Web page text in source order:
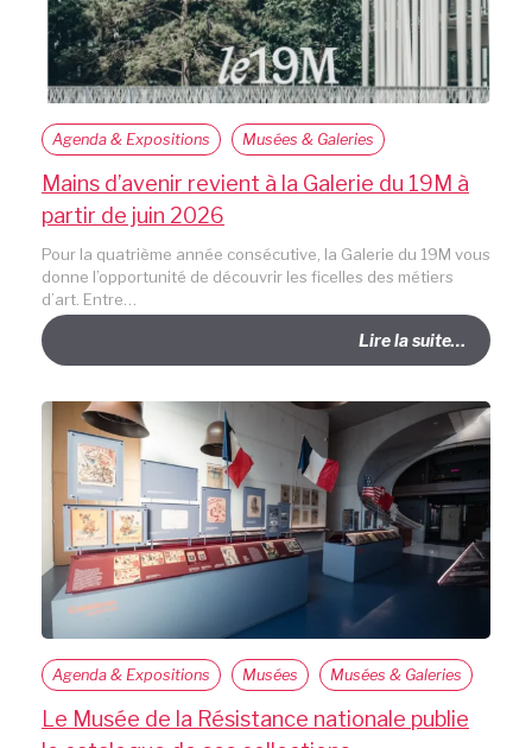
Agenda & Expositions Musées & Galeries
Mains d’avenir revient à la Galerie du 19M à
partir de juin 2026
Pour la quatrième année consécutive, la Galerie du 19M vous
donne l’opportunité de découvrir les ficelles des métiers
d’art. Entre…
Lire la suite…
Agenda & Expositions Musées Musées & Galeries
Le Musée de la Résistance nationale publie